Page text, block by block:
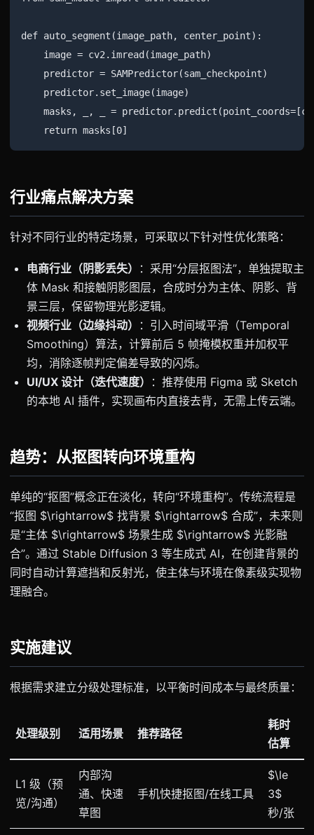
def auto_segment(image_path, center_point):
    image = cv2.imread(image_path)
    predictor = SAMPredictor(sam_checkpoint)
    predictor.set_image(image)
masks, _, _ =
行业痛点解决方案
针对不同行业的特定场景，可采取以下针对性优化策略：
电商行业（阴影丢失）
：采用“分层抠图法”，单独提取主
体 Mask 和接触阴影图层，合成时分为主体、阴影、背
景三层，保留物理光影逻辑。
视频行业（边缘抖动）
：引入时间域平滑（Temporal
Smoothing）算法，计算前后 5 帧掩模权重并加权平
均，消除逐帧判定偏差导致的闪烁。
UI/UX 设计（迭代速度）
：推荐使用 Figma 或 Sketch
的本地 AI 插件，实现画布内直接去背，无需上传云端。
趋势：从抠图转向环境重构
单纯的“抠图”概念正在淡化，转向“环境重构”。传统流程是
“抠图 $\rightarrow$ 找背景 $\rightarrow$ 合成”，未来则
是“主体 $\rightarrow$ 场景生成 $\rightarrow$ 光影融
合”。通过 Stable Diffusion 3 等生成式 AI，在创建背景的
同时自动计算遮挡和反射光，使主体与环境在像素级实现物
理融合。
实施建议
根据需求建立分级处理标准，以平衡时间成本与最终质量：
处理级别 适用场景 推荐路径
耗时
估算
L1 级（预
览/沟通）
内部沟
通、快速
草图
手机快捷抠图/在线工具
$\le
3$
秒/张